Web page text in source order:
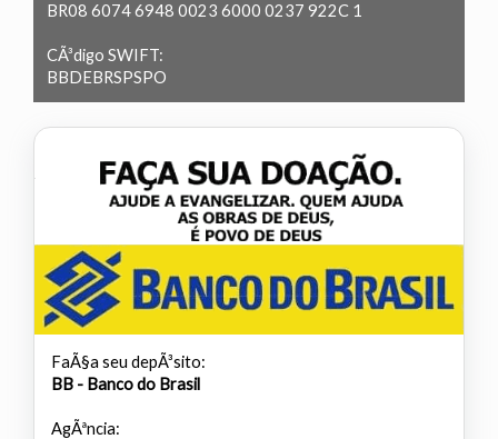
BR08 6074 6948 0023 6000 0237 922C 1
CÃ³digo SWIFT:
BBDEBRSPSPO
FaÃ§a seu depÃ³sito:
BB - Banco do Brasil
AgÃªncia: